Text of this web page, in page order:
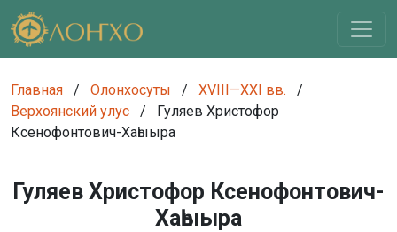
Главная / Олонхосуты / XVIII—XXI вв.
/
Верхоянский улус
/
Гуляев Христофор
Ксенофонтович-Хаһыыра
Гуляев Христофор Ксенофонтович-
Хаһыыра